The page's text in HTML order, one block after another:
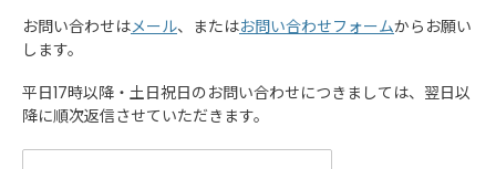
お問い合わせはメール、またはお問い合わせフォームからお願い
します。
平日17時以降・土日祝日のお問い合わせにつきましては、翌日以
降に順次返信させていただきます。